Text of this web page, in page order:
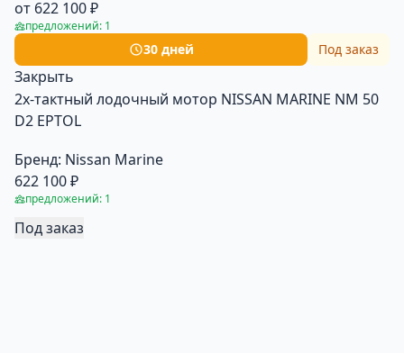
от 622 100 ₽
предложений: 1
30 дней Под заказ
Закрыть
2х-тактный лодочный мотор NISSAN MARINE NM 50
D2 EPTOL
Бренд: Nissan Marine
622 100 ₽
предложений: 1
Под заказ